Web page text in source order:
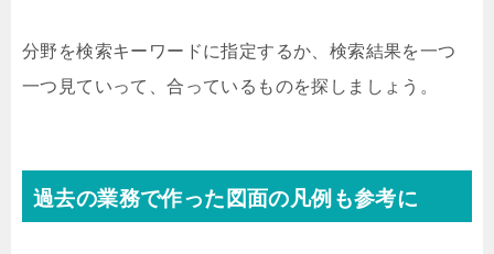
分野を検索キーワードに指定するか、検索結果を一つ
一つ見ていって、合っているものを探しましょう。
過去の業務で作った図面の凡例も参考に